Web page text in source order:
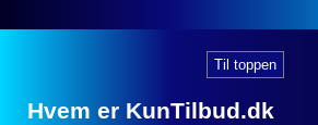
Til toppen
Hvem er KunTilbud.dk